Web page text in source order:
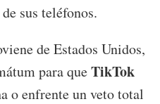
de sus teléfonos.
de Estados Unidos,
para queTikTok
o enfrente un veto total